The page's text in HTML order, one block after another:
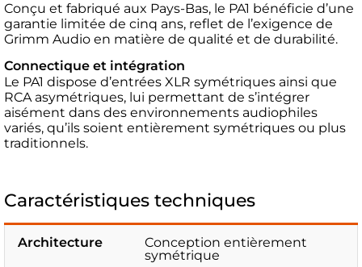
Conçu et fabriqué aux Pays-Bas, le PA1 bénéficie d’une
garantie limitée de cinq ans, reflet de l’exigence de
Grimm Audio en matière de qualité et de durabilité.
Connectique et intégration
Le PA1 dispose d’entrées XLR symétriques ainsi que
RCA asymétriques, lui permettant de s’intégrer
aisément dans des environnements audiophiles
variés, qu’ils soient entièrement symétriques ou plus
traditionnels.
Caractéristiques techniques
Architecture
Conception entièrement
symétrique